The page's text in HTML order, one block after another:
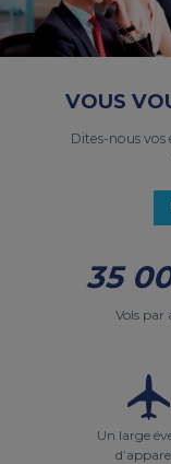
VOUS
Dites-nous
35
Vols par
Un large